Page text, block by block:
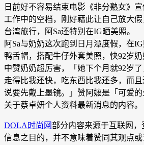
日前好不容易结束电影《非分熟女》
工作中的空档，刚好藉此让自己放大
台湾旅行，阿Sa还特别在IG晒美照。
阿Sa与奶奶这次跑到日月潭度假，在
鸭舌帽，搭配牛仔外套美照，快92岁
中赞奶奶超厉害，「她下个月就92岁了
走得比我还快，吃东西比我还多，而
说要先戴上墨镜。」赞阿嬷是「可爱
关于蔡卓妍个人资料最新消息的内容。
DOLA时尚网部分内容来源于互联网
信息之目的，并不意味着赞同其观点